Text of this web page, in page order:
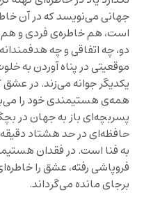
جهانی می‌نویسد که در آن
است، هم خاطره‌ی فردی و
دو، چه اتفاقی و چه
موقعیتی در پناه آوردن به
یکدیگر جوانه می‌زند. در
همه‌ی هستیمندی خود را
پسربچه‌ای باز به جهان در
حافظه‌ای در حد هشتاد
به فنا است. در فقدان
فروپاشی رفته، عشق را
برجای مانده می‌گرداند.